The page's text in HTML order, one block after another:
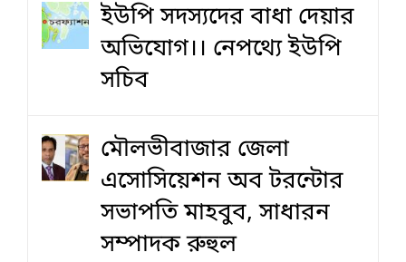
ইউপি সদস্যদের বাধা দেয়ার
অভিযোগ।। নেপথ্যে ইউপি
সচিব
মৌলভীবাজার জেলা
এসোসিয়েশন অব টরন্টোর
সভাপতি মাহবুব, সাধারন
সম্পাদক রুহুল